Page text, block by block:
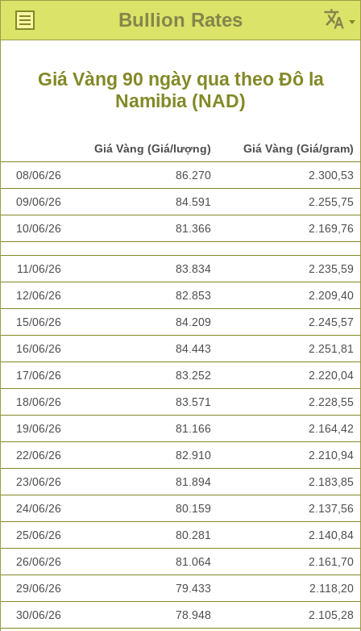
Bullion Rates
Giá Vàng 90 ngày qua theo Đô la
Namibia (NAD)
Giá Vàng (Giá/lượng) Giá Vàng (Giá/gram)
08/06/26 86.270 2.300,53
09/06/26 84.591 2.255,75
10/06/26 81.366 2.169,76
11/06/26 83.834 2.235,59
12/06/26 82.853 2.209,40
15/06/26 84.209 2.245,57
16/06/26 84.443 2.251,81
17/06/26 83.252 2.220,04
18/06/26 83.571 2.228,55
19/06/26 81.166 2.164,42
22/06/26 82.910 2.210,94
23/06/26 81.894 2.183,85
24/06/26 80.159 2.137,56
25/06/26 80.281 2.140,84
26/06/26 81.064 2.161,70
29/06/26 79.433 2.118,20
30/06/26 78.948 2.105,28